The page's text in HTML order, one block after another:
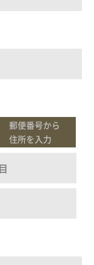
郵便番号から
住所を入力